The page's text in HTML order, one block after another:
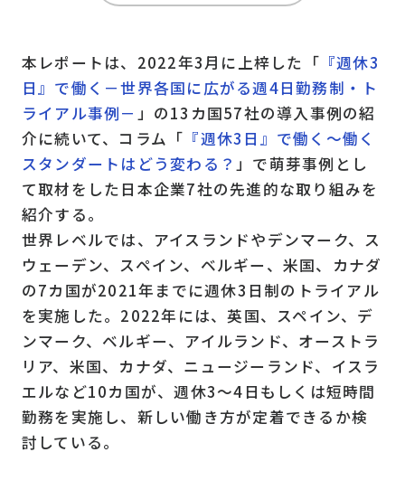
本レポートは、2022年3月に上梓した「 『週休3
日』で働く－世界各国に広がる週4日勤務制・ト
ライアル事例－ 」の13カ国57社の導入事例の紹
介に続いて、コラム「 『週休3日』で働く～働く
スタンダートはどう変わる？ 」で萌芽事例とし
て取材をした日本企業7社の先進的な取り組みを
紹介する。
世界レベルでは、アイスランドやデンマーク、ス
ウェーデン、スペイン、ベルギー、米国、カナダ
の7カ国が2021年までに週休3日制のトライアル
を実施した。2022年には、英国、スペイン、デ
ンマーク、ベルギー、アイルランド、オーストラ
リア、米国、カナダ、ニュージーランド、イスラ
エルなど10カ国が、週休3～4日もしくは短時間
勤務を実施し、新しい働き方が定着できるか検
討している。